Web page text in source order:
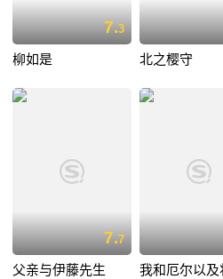
7.3
柳如是 北之樱守
7.7
父亲与伊藤先生
我和厄尔以及